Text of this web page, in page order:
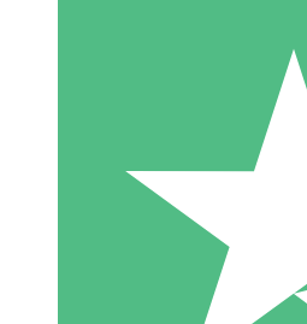
10 Descargas
20 00